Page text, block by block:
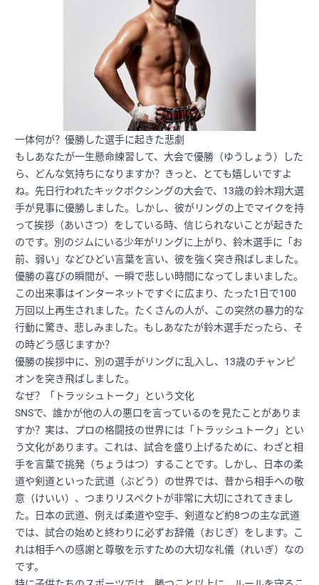
一体何が？優勝した選手に起きた悲劇
もしあなたが一生懸命練習して、大会で優勝（ゆうしょう）した
ら、どんな気持ちになりますか？きっと、とても嬉しいですよ
ね。先日行われたキックボクシングの大会で、13歳の鈴木翔大選
手が見事に優勝しました。しかし、彼がリングの上でマイクを持
って挨拶（あいさつ）をしている時、信じられないことが起きた
のです。別のジムにいる少年がリングに上がり、鈴木選手に「お
前、弱い」などひどい言葉を言い、彼を強く突き飛ばしました。
優勝の喜びの瞬間が、一瞬で悲しい時間になってしまいました。
この出来事はインターネットですぐに広まり、たった1日で100
万回以上再生されました。たくさんの人が、この突然の暴力的な
行動に驚き、悲しみました。もしあなたが鈴木選手だったら、そ
の時どう感じますか？
優勝の挨拶中に、別の選手がリングに乱入し、13歳のチャンピ
オンを突き飛ばしました。
なぜ？「トラッシュトーク」という文化
SNSで、誰かが他の人の悪口を言っているのを見たことがありま
すか？実は、プロの格闘技の世界には「トラッシュトーク」とい
う文化があります。これは、試合を盛り上げるために、わざと相
手を言葉で挑発（ちょうはつ）することです。しかし、日本の柔
道や剣道といった武道（ぶどう）の世界では、昔から相手への敬
意（けいい）、つまりリスペクトが非常に大切にされてきまし
た。日本の武道、例えば柔道や空手、剣道など約8つの主な武道
では、試合の始めと終わりに必ずお辞儀（おじぎ）をします。こ
れは相手への感謝と尊敬を示すための大切な礼儀（れいぎ）なの
です。